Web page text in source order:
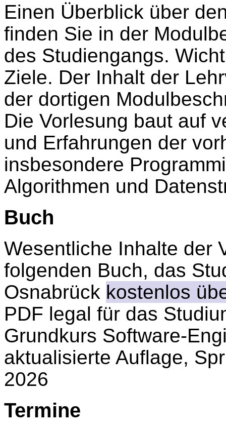
Einen Überblick über
finden Sie in der
des Studiengangs.
Ziele. Der Inhalt der
der dortigen
Die Vorlesung baut auf
und Erfahrungen der
insbesondere
Algorithmen und
Buch
Wesentliche Inhalte der
folgenden Buch, das
Osnabrück kostenlos
PDF legal für das
Grundkurs Software-
aktualisierte Auflage,
2026
Termine